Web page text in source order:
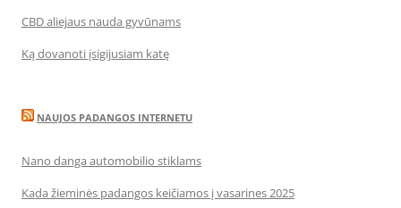
CBD aliejaus nauda gyvūnams
Ką dovanoti įsigijusiam katę
NAUJOS PADANGOS INTERNETU
Nano danga automobilio stiklams
Kada žieminės padangos keičiamos į vasarines 2025